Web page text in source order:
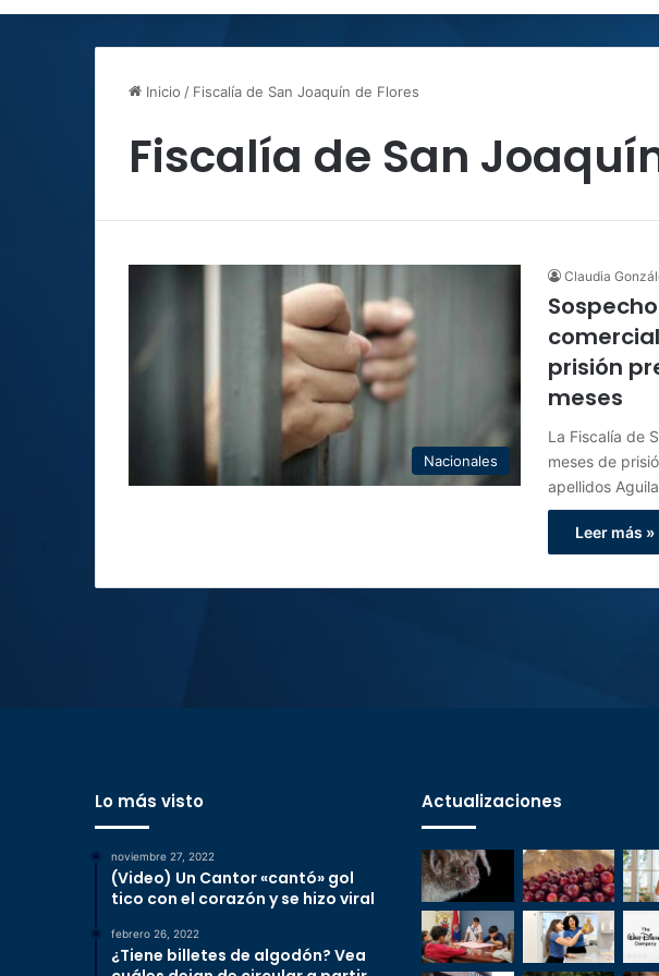
Inicio / Fiscalía de San Joaquín de Flores
Fiscalía de San
Nacionales
Claudia
prisión
meses
La Fiscalía de
meses de
apellidos
Leer más »
Lo más visto
noviembre 27, 2022
(Video) Un Cantor «cantó» gol
tico con el corazón y se hizo viral
febrero 26, 2022
¿Tiene billetes de algodón? Vea
Actualizaciones